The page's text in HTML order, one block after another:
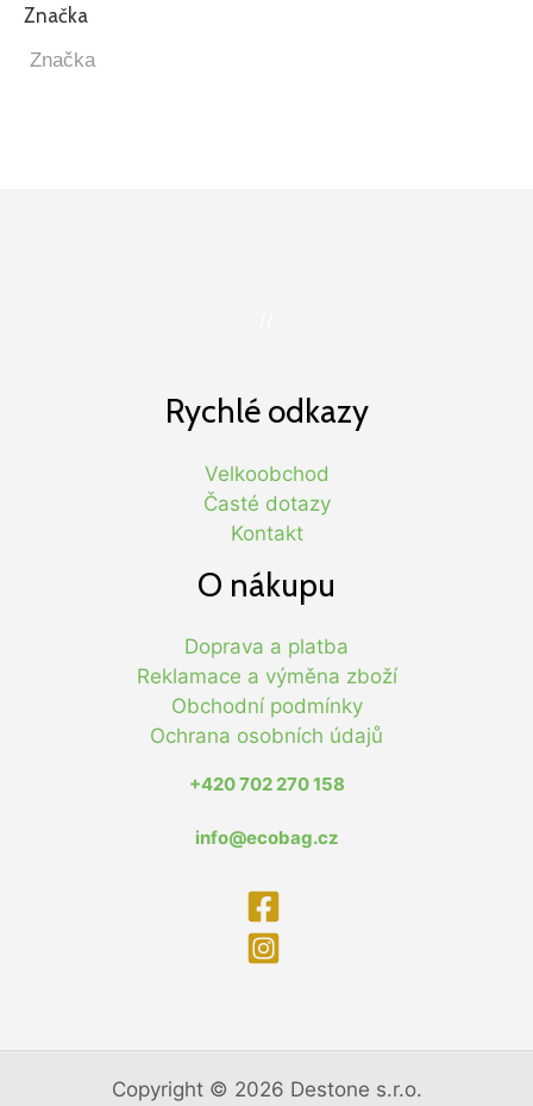
Značka
Rychlé odkazy
Velkoobchod
Časté dotazy
Kontakt
O nákupu
Doprava a platba
Reklamace a výměna zboží
Obchodní podmínky
Ochrana osobních údajů
+420 702 270 158
info@ecobag.cz
Copyright © 2026 Destone s.r.o.